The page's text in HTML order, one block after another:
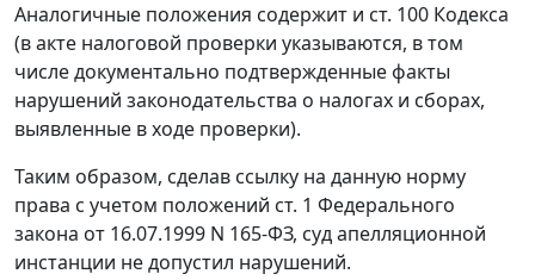
Аналогичные положения содержит и ст. 100 Кодекса
(в акте налоговой проверки указываются, в том
числе документально подтвержденные факты
нарушений законодательства о налогах и сборах,
выявленные в ходе проверки).
Таким образом, сделав ссылку на данную норму
права с учетом положений ст. 1 Федерального
закона от 16.07.1999 N 165-ФЗ, суд апелляционной
инстанции не допустил нарушений.